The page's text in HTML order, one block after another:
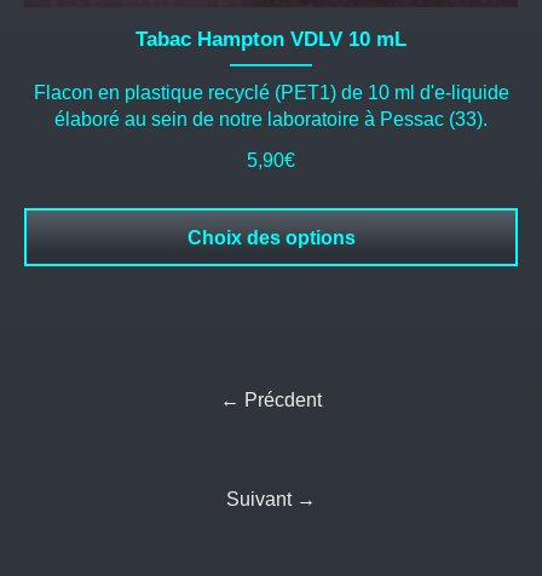
Tabac Hampton VDLV 10 mL
Flacon en plastique recyclé (PET1) de 10 ml d'e-liquide
élaboré au sein de notre laboratoire à Pessac (33).
5,90€
Choix des options
← Précdent
Suivant →